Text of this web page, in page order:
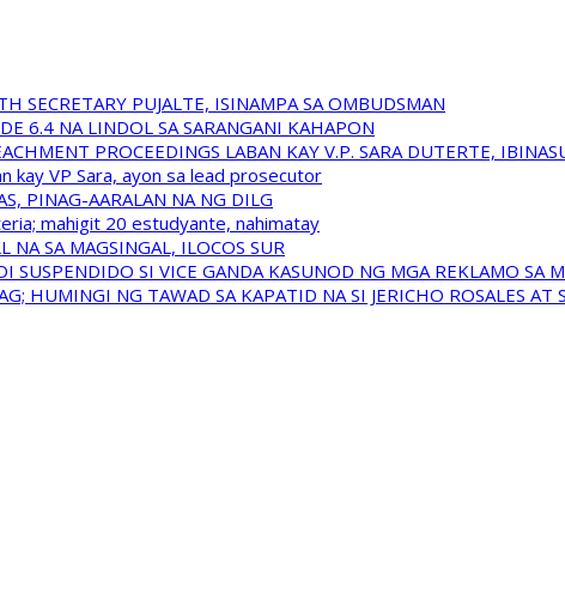
SECRETARY PUJALTE, ISINAMPA SA OMBUDSMAN
6.4 NA LINDOL SA SARANGANI KAHAPON
PROCEEDINGS LABAN KAY V.P. SARA DUTERTE,
kay VP Sara, ayon sa lead prosecutor
PINAG-AARALAN NA NG DILG
mahigit 20 estudyante, nahimatay
NA SA MAGSINGAL, ILOCOS SUR
SUSPENDIDO SI VICE GANDA KASUNOD NG MGA REKLAMO SA
HUMINGI NG TAWAD SA KAPATID NA SI JERICHO ROSALES AT